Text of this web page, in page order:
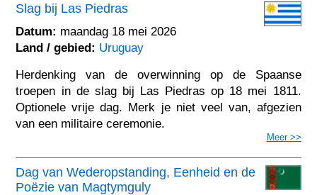
Slag bij Las Piedras
Datum: maandag 18 mei 2026
Land / gebied: Uruguay
Herdenking van de overwinning op de Spaanse
troepen in de slag bij Las Piedras op 18 mei 1811.
Optionele vrije dag. Merk je niet veel van, afgezien
van een militaire ceremonie.
Meer >>
Dag van Wederopstanding, Eenheid en de
Poëzie van Magtymguly